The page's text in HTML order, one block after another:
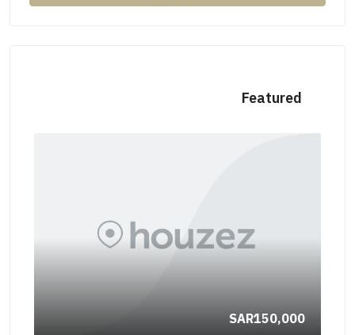
Featured